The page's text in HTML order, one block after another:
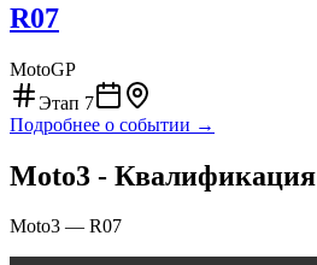
R07
MotoGP
Этап 7
Подробнее о событии →
Moto3 - Квалификация
Moto3 — R07